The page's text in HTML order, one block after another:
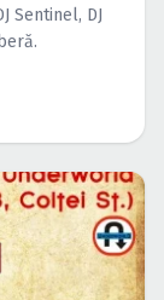
Sentinel, DJ